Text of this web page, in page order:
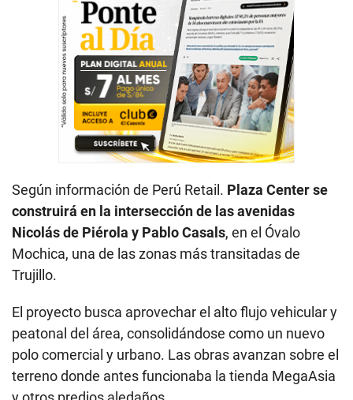
Según información de Perú Retail. Plaza Center se
construirá en la intersección de las avenidas
Nicolás de Piérola y Pablo Casals, en el Óvalo
Mochica, una de las zonas más transitadas de
Trujillo.
El proyecto busca aprovechar el alto flujo vehicular y
peatonal del área, consolidándose como un nuevo
polo comercial y urbano. Las obras avanzan sobre el
terreno donde antes funcionaba la tienda MegaAsia